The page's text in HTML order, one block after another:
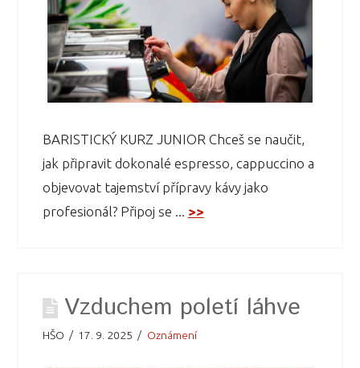
BARISTICKÝ KURZ JUNIOR Chceš se naučit,
jak připravit dokonalé espresso, cappuccino a
objevovat tajemství přípravy kávy jako
profesionál? Připoj se ... >>
Vzduchem poletí láhve
HŠO 17. 9. 2025 Oznámení